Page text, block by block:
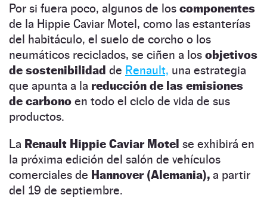
Por si fuera poco, algunos de los componentes
de la Hippie Caviar Motel, como las estanterías
del habitáculo, el suelo de corcho o los
neumáticos reciclados, se ciñen a los objetivos
de sostenibilidad de Renault, una estrategia
que apunta a la reducción de las emisiones
de carbono en todo el ciclo de vida de sus
productos.
La Renault Hippie Caviar Motel se exhibirá en
la próxima edición del salón de vehículos
comerciales de Hannover (Alemania), a partir
del 19 de septiembre.